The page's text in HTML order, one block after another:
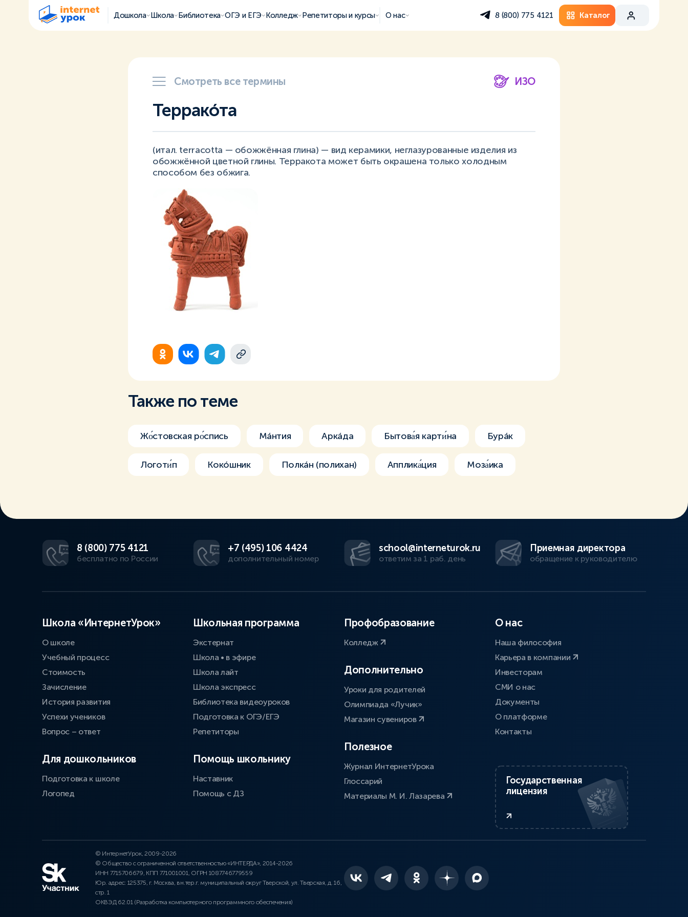
Дошкола Школа Библиотека ОГЭ и ЕГЭ Колледж Репетиторы и курсы О нас 8 (800) 775 4121 Каталог
Смотреть все термины ИЗО
Терракóта
(итал. terracotta — обожжённая глина) — вид керамики, неглазурованные изделия из
обожжённой цветной глины. Терракота может быть окрашена только холодным
способом без обжига.
Также по теме
Жо́стовская ро́спись Мáнтия Аркáда Бытова́я карти́на Бурáк
Логоти́п Кокóшник Полкáн (полихан) Апплика́ция Моза́ика
8 (800) 775 4121
бесплатно по России
+7 (495) 106 4424
дополнительный номер
school@interneturok.ru
ответим за 1 раб. день
Приемная директора
обращение к руководителю
Школа «ИнтернетУрок»
О школе
Учебный процесс
Стоимость
Зачисление
История развития
Успехи учеников
Вопрос – ответ
Для дошкольников
Подготовка к школе
Логопед
Школьная программа
Экстернат
Школа • в эфире
Школа лайт
Школа экспресс
Библиотека видеоуроков
Подготовка к ОГЭ/ЕГЭ
Репетиторы
Помощь школьнику
Наставник
Помощь с ДЗ
Профобразование
Колледж
Дополнительно
Уроки для родителей
Олимпиада «Лучик»
Магазин сувениров
Полезное
Журнал ИнтернетУрока
Глоссарий
Материалы М. И. Лазарева
О нас
Наша философия
Карьера в компании
Инвесторам
СМИ о нас
Документы
О платформе
Контакты
Государственная
лицензия
© ИнтернетУрок, 2009-2026
© Общество с ограниченной ответственностью «ИНТЕРДА», 2014-2026
ИНН 7715706679, КПП 771001001, ОГРН 1087746779559
Юр. адрес: 125375, г. Москва, вн.тер.г. муниципальный округ Тверской, ул. Тверская, д. 16,
стр. 1
ОКВЭД 62.01 (Разработка компьютерного программного обеспечения)